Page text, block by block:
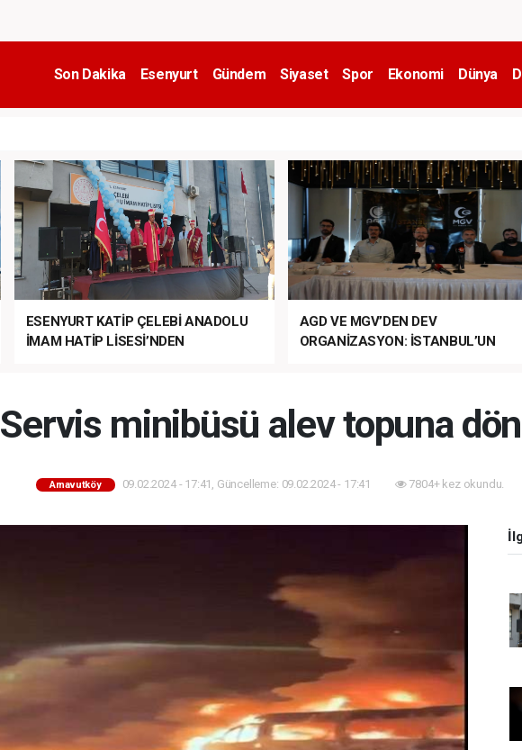
Son Dakika Esenyurt Gündem Siyaset Spor Ekonomi Dünya
ESENYURT KATİP ÇELEBİ ANADOLU
İMAM HATİP LİSESİ’NDEN
AGD VE MGV’DEN DEV
ORGANİZASYON: İSTANBUL’UN
Servis minibüsü alev topuna
Arnavutköy 09.02.2024 - 17:41, Güncelleme: 09.02.2024 - 17:41 7804+ kez okundu.